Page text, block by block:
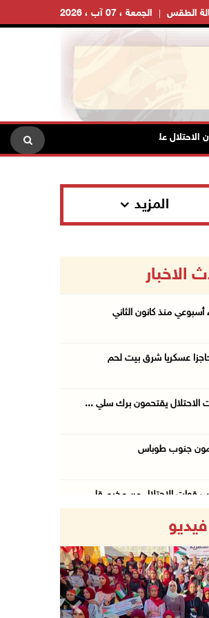
الجمعة ، 07 آب ، 2026 الطقس
المزيد
الاخبار
منذ كانون الثاني
عسكريا شرق بيت لحم
الاحتلال يقتحمون برك سلي ...
جنوب طوباس
قوات الاحتلال من مخيم قل ...
والمستعمرين: اعتقالات ...
فيديو
Previous